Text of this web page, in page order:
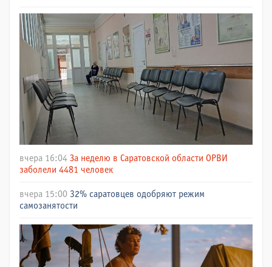
вчера 16:04 За неделю в Саратовской области ОРВИ
заболели 4481 человек
вчера 15:00 32% саратовцев одобряют режим
самозанятости